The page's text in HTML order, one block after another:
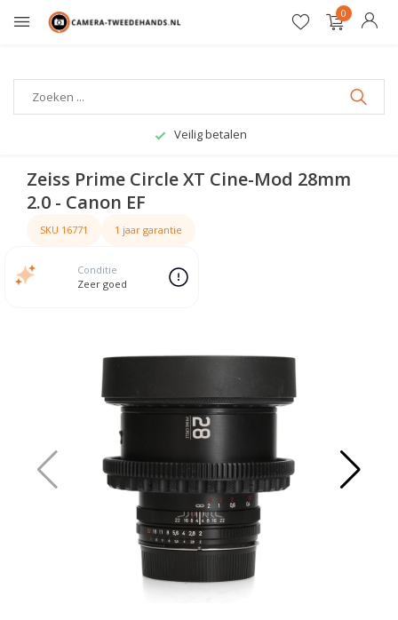
0
Gratis verzending
Zeiss Prime Circle XT Cine-Mod 28mm
2.0 - Canon EF
SKU 16771 1 jaar garantie
Conditie
Zeer goed